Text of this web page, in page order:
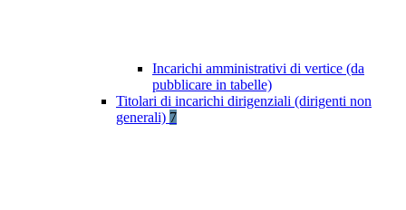
Incarichi amministrativi di vertice (da
pubblicare in tabelle)
Titolari di incarichi dirigenziali (dirigenti non
generali) 7